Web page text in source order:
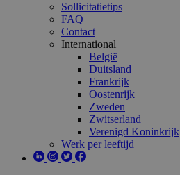
Sollicitatietips
FAQ
Contact
International
België
Duitsland
Frankrijk
Oostenrijk
Zweden
Zwitserland
Verenigd Koninkrijk
Werk per leeftijd